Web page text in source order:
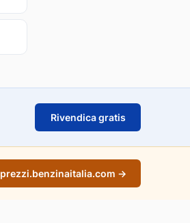
Rivendica gratis
prezzi.benzinaitalia.com →